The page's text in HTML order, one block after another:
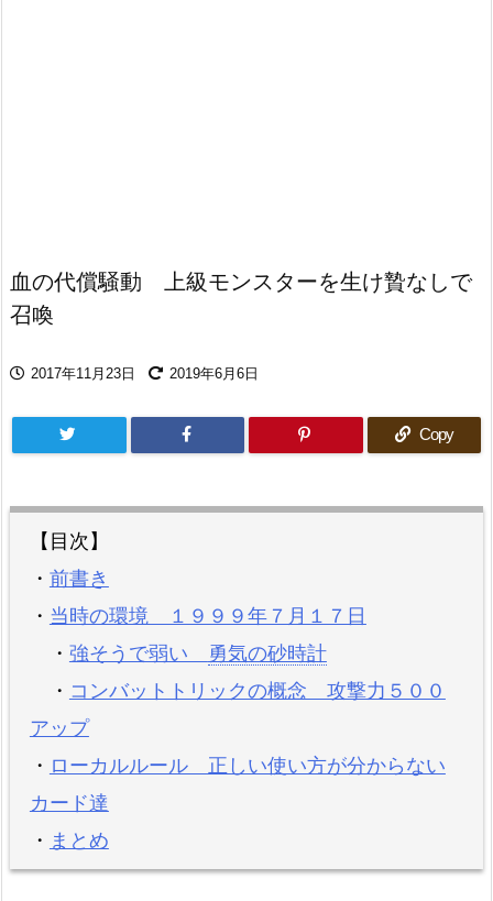
血の代償騒動 上級モンスターを生け贄なしで
召喚
2017年11月23日 2019年6月6日
Copy
【目次】
・ 前書き
・ 当時の環境 １９９９年７月１７日
・ 強そうで弱い
勇気の砂時計
・ コンバットトリックの概念 攻撃力５００
アップ
・ ローカルルール 正しい使い方が分からない
カード達
・ まとめ